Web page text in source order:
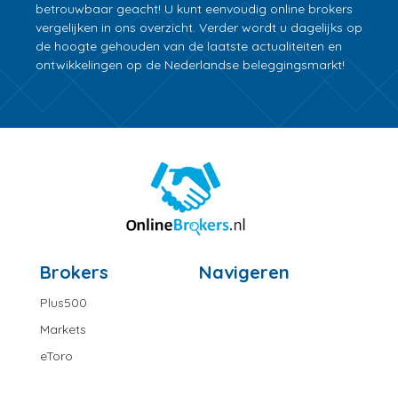
betrouwbaar geacht! U kunt eenvoudig online brokers
vergelijken in ons overzicht. Verder wordt u dagelijks op
de hoogte gehouden van de laatste actualiteiten en
ontwikkelingen op de Nederlandse beleggingsmarkt!
Brokers
Plus500
Markets
eToro
Navigeren